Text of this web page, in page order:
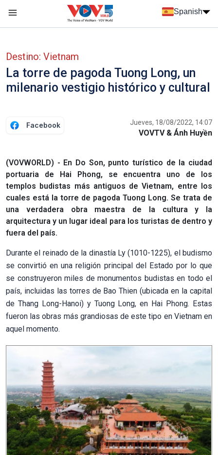
Spanish
Destino: Vietnam
La torre de pagoda Tuong Long, un
milenario vestigio histórico y cultural
Facebook Jueves, 18/08/2022, 14:07
VOVTV & Ánh Huyền
(VOVWORLD) - En Do Son, punto turístico de la ciudad
portuaria de Hai Phong, se encuentra uno de los
templos budistas más antiguos de Vietnam, entre los
cuales está la torre de pagoda Tuong Long. Se trata de
una verdadera obra maestra de la cultura y la
arquitectura y un lugar ideal para los turistas de dentro y
fuera del país.
Durante el reinado de la dinastía Ly (1010-1225), el budismo
se convirtió en una religión principal del Estado por lo que
se construyeron miles de monumentos budistas en todo el
país, incluidas las torres de Bao Thien (ubicada en la capital
de Thang Long-Hanoi) y Tuong Long, en Hai Phong. Estas
fueron las obras más grandiosas de este tipo en Vietnam en
aquel momento.